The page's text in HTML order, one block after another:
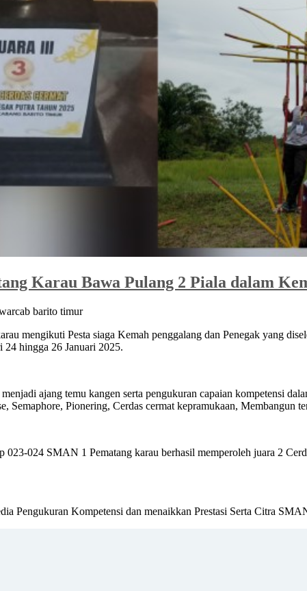
Karau Bawa Pulang 2 Piala dalam
barito timur
mengikuti Pesta siaga Kemah penggalang dan Penegak yang
hingga 26 Januari 2025.
ajang temu kangen serta pengukuran capaian kompetensi
Pionering, Cerdas cermat kepramukaan, Membangun
024 SMAN 1 Pematang karau berhasil memperoleh juara 2
Pengukuran Kompetensi dan menaikkan Prestasi Serta Citra